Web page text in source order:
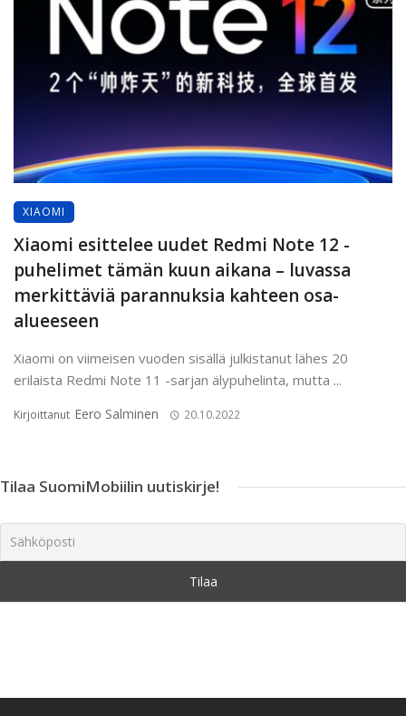
XIAOMI
Xiaomi esittelee uudet Redmi Note 12 -
puhelimet tämän kuun aikana – luvassa
merkittäviä parannuksia kahteen osa-
alueeseen
Xiaomi on viimeisen vuoden sisällä julkistanut lähes 20
erilaista Redmi Note 11 -sarjan älypuhelinta, mutta ...
Kirjoittanut Eero Salminen 20.10.2022
Tilaa SuomiMobiilin uutiskirje!